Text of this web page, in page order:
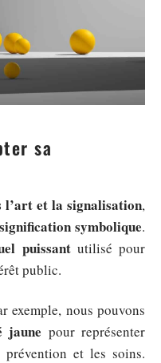
sa
et la signalisation,
signification symbolique.
puissantutilisé pour
public.
exemple, nous pouvons
jaune pour représenter
prévention et les soins.